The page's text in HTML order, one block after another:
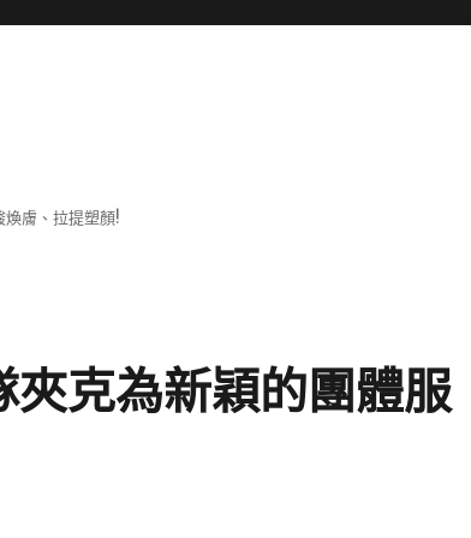
膚、拉提塑顏!
克為新穎的團體服